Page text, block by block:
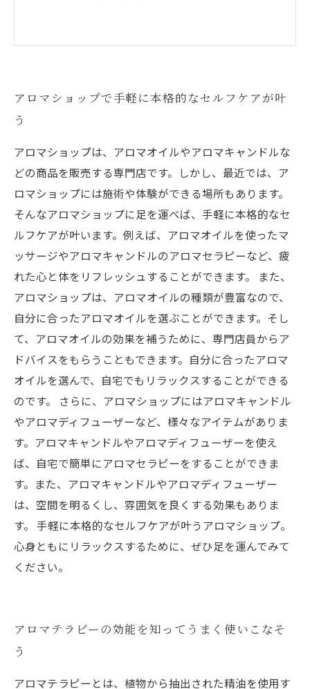
アロマショップで手軽に本格的なセルフケアが叶
う
アロマショップは、アロマオイルやアロマキャンドルな
どの商品を販売する専門店です。しかし、最近では、ア
ロマショップには施術や体験ができる場所もあります。
そんなアロマショップに足を運べば、手軽に本格的なセ
ルフケアが叶います。例えば、アロマオイルを使ったマ
ッサージやアロマキャンドルのアロマセラピーなど、疲
れた心と体をリフレッシュすることができます。 また、
アロマショップは、アロマオイルの種類が豊富なので、
自分に合ったアロマオイルを選ぶことができます。そし
て、アロマオイルの効果を補うために、専門店員からア
ドバイスをもらうこともできます。自分に合ったアロマ
オイルを選んで、自宅でもリラックスすることができる
のです。 さらに、アロマショップにはアロマキャンドル
やアロマディフューザーなど、様々なアイテムがありま
す。アロマキャンドルやアロマディフューザーを使え
ば、自宅で簡単にアロマセラピーをすることができま
す。また、アロマキャンドルやアロマディフューザー
は、空間を明るくし、雰囲気を良くする効果もありま
す。 手軽に本格的なセルフケアが叶うアロマショップ。
心身ともにリラックスするために、ぜひ足を運んでみて
ください。
アロマテラピーの効能を知ってうまく使いこなそ
う
アロマテラピーとは、植物から抽出された精油を使用す